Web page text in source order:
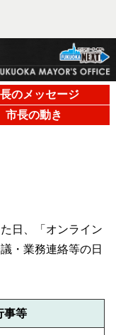
のメッセージ
市長の動き
日、「オンライン
・業務連絡等の日
事等